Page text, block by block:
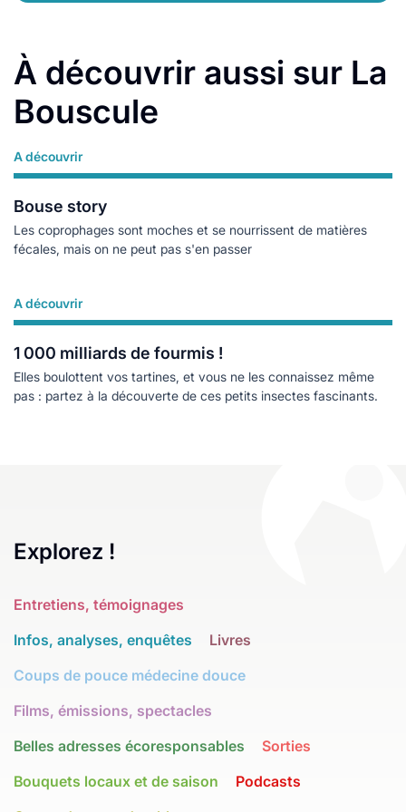
À découvrir aussi sur La
Bouscule
A découvrir
Bouse story
Les coprophages sont moches et se nourrissent de matières
fécales, mais on ne peut pas s'en passer
Lire plus
A découvrir
1 000 milliards de fourmis !
Elles boulottent vos tartines, et vous ne les connaissez même
pas : partez à la découverte de ces petits insectes fascinants.
Lire plus
Explorez !
Entretiens, témoignages
Infos, analyses, enquêtes
Livres
Coups de pouce médecine douce
Films, émissions, spectacles
Belles adresses écoresponsables
Sorties
Bouquets locaux et de saison
Podcasts